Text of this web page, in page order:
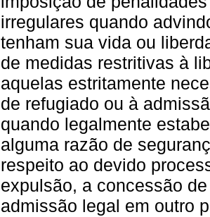
irregulares quando
tenham sua vida ou
de medidas restritivas à
aquelas estritamente
de refugiado ou à
quando legalmente
alguma razão de
respeito ao devido
expulsão, a concessão
admissão legal em outro